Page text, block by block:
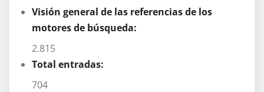
Visión general de las referencias de los
motores de búsqueda:
2.815
Total entradas:
704